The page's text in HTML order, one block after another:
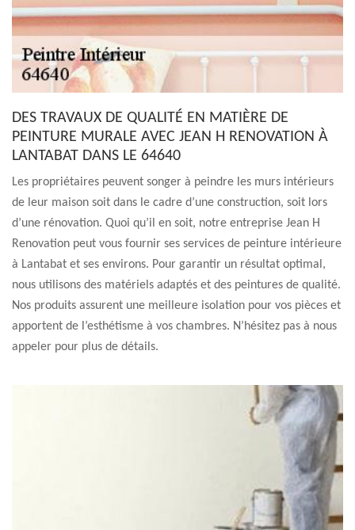
DES TRAVAUX DE QUALITÉ EN MATIÈRE DE
PEINTURE MURALE AVEC JEAN H RENOVATION À
LANTABAT DANS LE 64640
Les propriétaires peuvent songer à peindre les murs intérieurs
de leur maison soit dans le cadre d’une construction, soit lors
d’une rénovation. Quoi qu’il en soit, notre entreprise Jean H
Renovation peut vous fournir ses services de peinture intérieure
à Lantabat et ses environs. Pour garantir un résultat optimal,
nous utilisons des matériels adaptés et des peintures de qualité.
Nos produits assurent une meilleure isolation pour vos pièces et
apportent de l’esthétisme à vos chambres. N’hésitez pas à nous
appeler pour plus de détails.